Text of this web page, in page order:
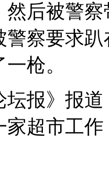
然后被警
警察要求
枪。
报》报
家超市工